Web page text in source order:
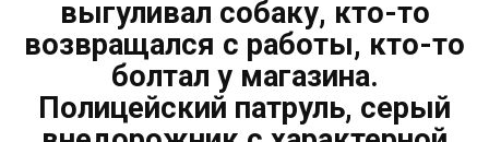
выгуливал собаку, кто-то
возвращался с работы, кто-то
болтал у магазина.
Полицейский патруль, серый